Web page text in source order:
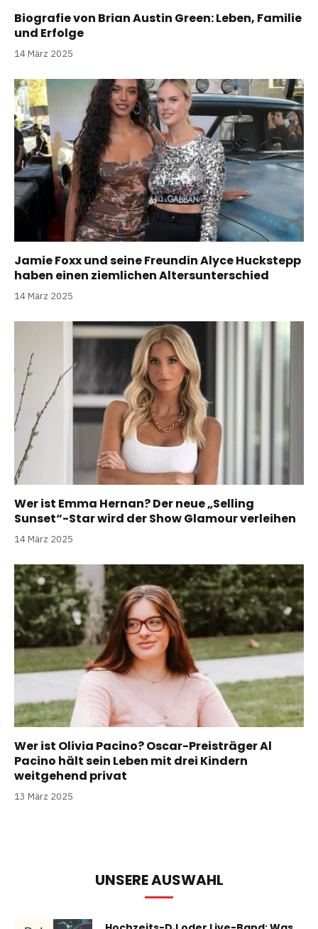
Biografie von Brian Austin Green: Leben, Familie
und Erfolge
14 März 2025
Jamie Foxx und seine Freundin Alyce Huckstepp
haben einen ziemlichen Altersunterschied
14 März 2025
Wer ist Emma Hernan? Der neue „Selling
Sunset“-Star wird der Show Glamour verleihen
14 März 2025
Wer ist Olivia Pacino? Oscar-Preisträger Al
Pacino hält sein Leben mit drei Kindern
weitgehend privat
13 März 2025
UNSERE AUSWAHL